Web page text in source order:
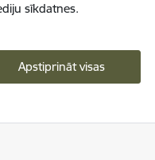
sīkdatnes.
Apstiprināt visas